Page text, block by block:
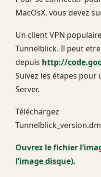
MacOsX, vous devez
Un client VPN
Tunnelblick. Il peut
depuis http://
Suivez les étapes pour
Server.
Téléchargez
Ouvrez le fichier
l’image disque).